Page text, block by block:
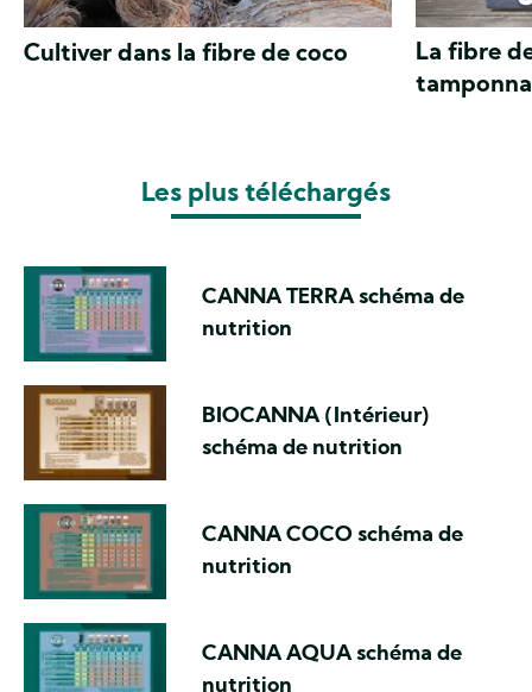
Cultiver dans la fibre de coco
La fibre
Les plus téléchargés
CANNA TERRA schéma de
nutrition
BIOCANNA (Intérieur)
schéma de nutrition
CANNA COCO schéma de
nutrition
CANNA AQUA schéma de
nutrition